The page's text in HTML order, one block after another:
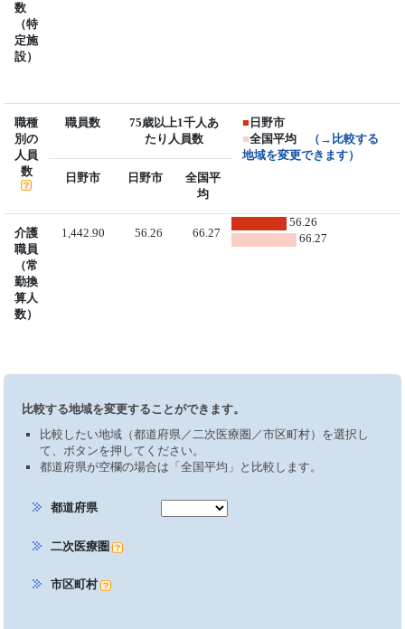
数
（特
定施
設）
職種
別の
人員
数
職員数
75歳以上1千人あ
たり人員数
■ 日野市
■全国平均
（→比較する
地域を変更できます）
日野市
日野市
全国平
均
介護
職員
（常
勤換
算人
数）
1,442.90 56.26 66.27
56.26
66.27
比較する地域を変更することができます。
比較したい地域（都道府県／二次医療圏／市区町村）を選択し
て、ボタンを押してください。
都道府県が空欄の場合は「全国平均」と比較します。
都道府県
二次医療圏
市区町村